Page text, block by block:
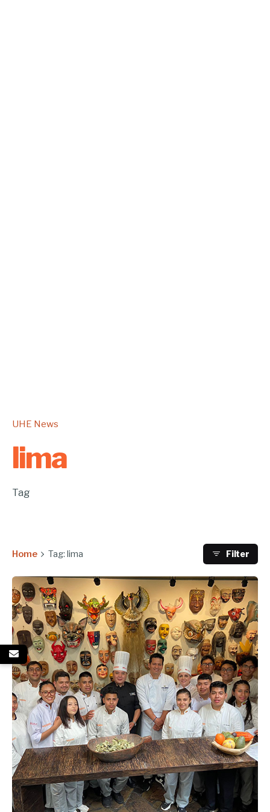
UHE News
lima
Tag
Home Tag: lima Filter
Enviado por
UHE